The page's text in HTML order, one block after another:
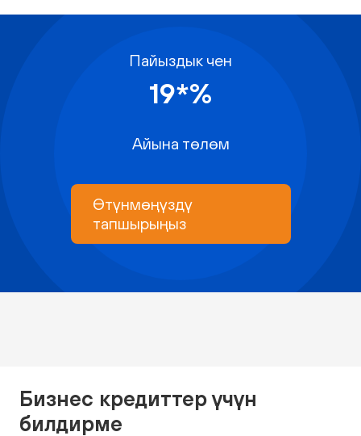
Пайыздык чен
19*%
Айына төлөм
Өтүнмөңүздү
тапшырыңыз
Бизнес кредиттер үчүн
билдирме